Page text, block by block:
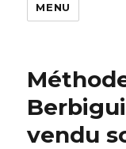
MENU
vendu